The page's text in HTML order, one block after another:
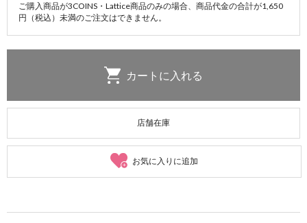
ご購入商品が3COINS・Lattice商品のみの場合、商品代金の合計が1,650
円（税込）未満のご注文はできません。
店舗在庫
お気に入りに追加